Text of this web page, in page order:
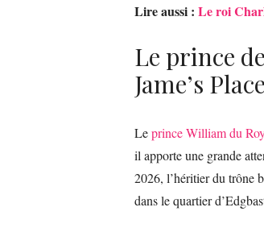
Lire aussi : Le roi
Le prince
Jame’s
Leprince William du
il apporte une grande
2026, l’héritier du trône
dans le quartier